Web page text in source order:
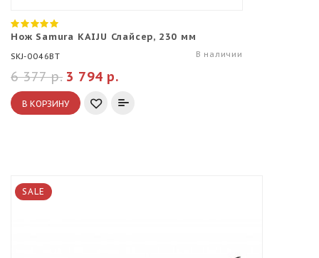
Нож Samura KAIJU Слайсер, 230 мм
SKJ-0046BT В наличии
3 794 р.
6 377 р.
В КОРЗИНУ
SALE